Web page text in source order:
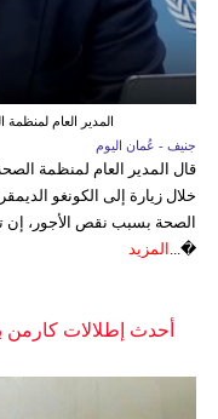
المدير العام
جنيف - عُمان اليوم
قال المدير العام لمنظمة
خلال زيارة إلى الكونغو
الصحة بسبب نقص الأجور، إن
�...
المزيد
أحدث إطلالات